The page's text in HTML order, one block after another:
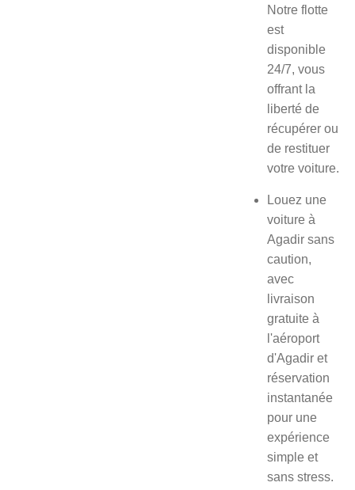
Notre flotte
est
disponible
24/7, vous
offrant la
liberté de
récupérer ou
de restituer
votre voiture.
Louez une
voiture à
Agadir sans
caution,
avec
livraison
gratuite à
l'aéroport
d'Agadir et
réservation
instantanée
pour une
expérience
simple et
sans stress.